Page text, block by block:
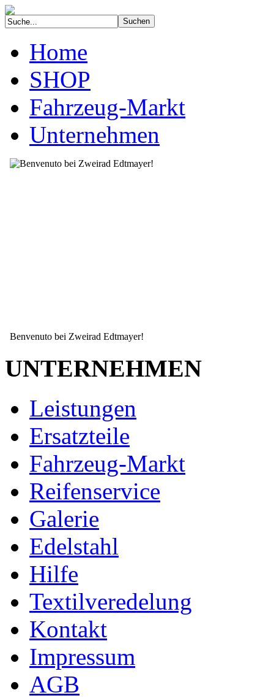
Home
SHOP
Fahrzeug-Markt
Unternehmen
Benvenuto bei Zweirad Edtmayer!
Seit mehr als 15 Jahren ihr zuverlässiger Partner wenn es um ihr
UNTERNEHMEN
Leistungen
Ersatzteile
Fahrzeug-Markt
Reifenservice
Galerie
Edelstahl
Hilfe
Textilveredelung
Kontakt
Impressum
AGB